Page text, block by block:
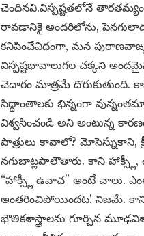
చెందినవి.విస్పష్టతలోనే
రావడానికై అందరిలోను,
కనిపించేవిధంగా, మన
విస్పష్టభావాలుగల చక్కని
చెదారం మాత్రమే దొరుకుతుంది.
సిద్ధాంతాలకు భిన్నంగా
విశ్వసించండి అని అంటున్న
పాత్రులు కావాలో? మోసెస్నుకాని,
నగుబాట్లపాలౌతారు. కాని హాక్స్లీ,
“హాక్స్లీ ఉవాచ” అంటే చాలు.
అంతరించిపోయిందట! నిజమే.
భౌతికశాస్త్రాలను గూర్చిన